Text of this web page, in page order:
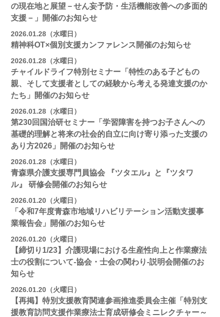
の現在地と展望－せん妄予防・生活機能改善への多面的
支援－」開催のお知らせ
2026.01.28（水曜日）
精神科OT×個別支援カンファレンス開催のお知らせ
2026.01.28（水曜日）
チャイルドライフ特別セミナー「特性のある子どもの
親、そして支援者としての経験から考える発達支援のか
たち」開催のお知らせ
2026.01.28（水曜日）
第230回国治研セミナー「学習障害を持つお子さんへの
基礎的理解と将来の社会的自立に向け寄り添った支援の
あり方2026」開催のお知らせ
2026.01.28（水曜日）
青森県介護支援専門員協会 『ツタエル』と『ツタワ
ル』 研修会開催のお知らせ
2026.01.20（火曜日）
「令和7年度青森市地域リハビリテーション活動支援事
業報告会」開催のお知らせ
2026.01.20（火曜日）
【締切り1/23】介護現場における生産性向上と作業療法
士の役割について-協会・士会の関わり-説明会開催のお
知らせ
2026.01.20（火曜日）
【再掲】特別支援教育関連参画推進委員会主催「特別支
援教育訪問支援作業療法士育成研修会ミニレクチャー～